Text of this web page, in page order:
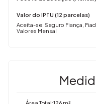
Valores Mensal
Aceita-se: Seguro Fiança,
Valor do IPTU (12 parcelas)
Área Total:126 m²